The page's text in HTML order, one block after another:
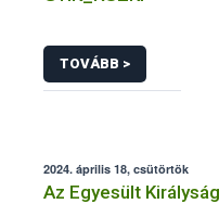
TOVÁBB >
2024. április 18, csütörtök
Az Egyesült